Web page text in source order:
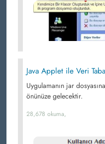
Java Applet ile Veri
Uygulamanın jar
önünüze gelecektir.
28,678 okuma,